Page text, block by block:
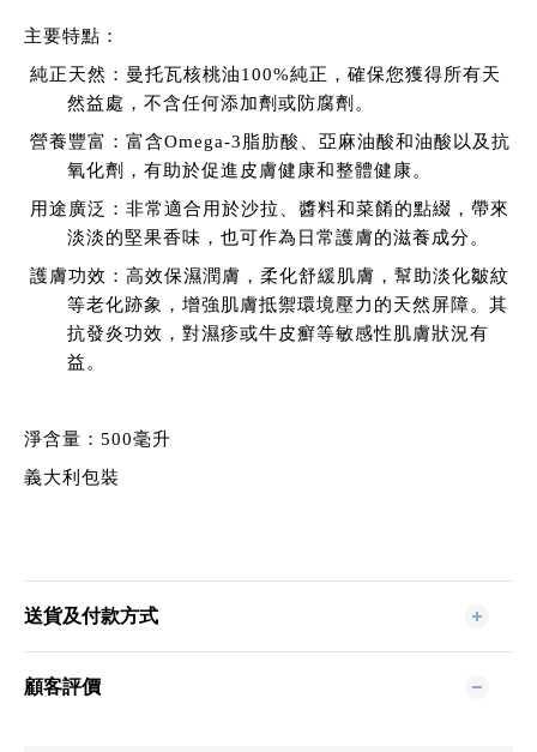
主要特點：
純正天然：曼托瓦核桃油100%純正，確保您獲得所有天
然益處，不含任何添加劑或防腐劑。
營養豐富：富含Omega-3脂肪酸、亞麻油酸和油酸以及抗
氧化劑，有助於促進皮膚健康和整體健康。
用途廣泛：非常適合用於沙拉、醬料和菜餚的點綴，帶來
淡淡的堅果香味，也可作為日常護膚的滋養成分。
護膚功效：高效保濕潤膚，柔化舒緩肌膚，幫助淡化皺紋
等老化跡象，增強肌膚抵禦環境壓力的天然屏障。其
抗發炎功效，對濕疹或牛皮癬等敏感性肌膚狀況有
益。
淨含量：500毫升
義大利包裝
送貨及付款方式
顧客評價